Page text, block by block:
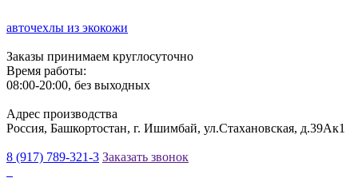
авточехлы из экокожи
Заказы принимаем круглосуточно
Время работы:
08:00-20:00, без выходных
Адрес производства
Россия, Башкортостан, г. Ишимбай, ул.Стахановская, д.39Ак1
8 (917) 789-321-3 Заказать звонок